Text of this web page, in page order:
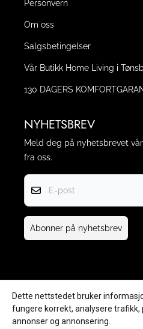
Personvern
Om oss
Salgsbetingelser
Vår Butikk Home Living i
130 DAGERS
NYHETSBREV
Meld deg på nyhetsbrevet
fra oss.
E-post
Abonner på nyhetsbrev
Dette nettstedet bruker
fungere korrekt, analysere trafikk,
annonser og annonsering.